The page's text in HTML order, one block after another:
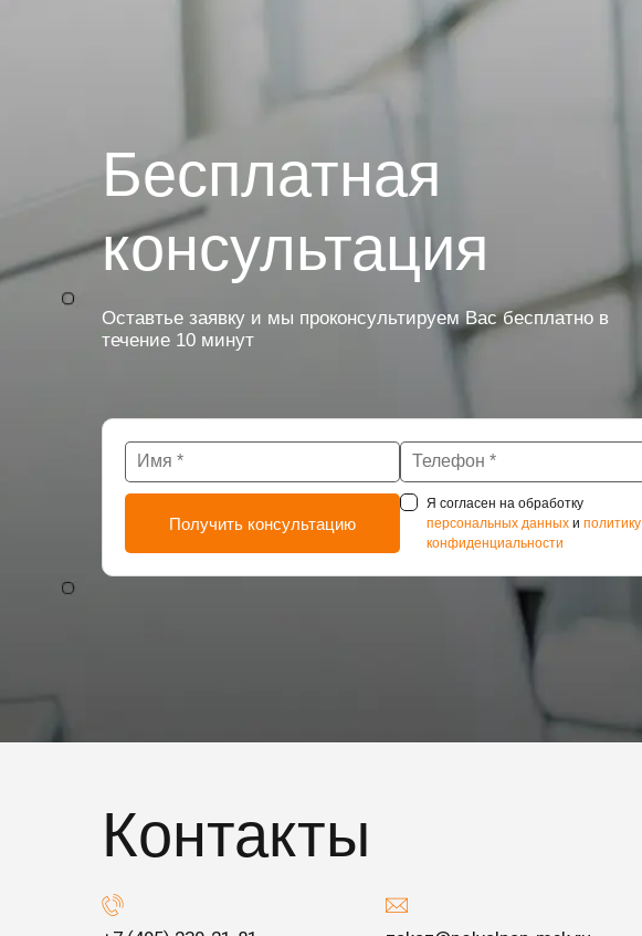
Бесплатная
консультация
Оставтье заявку и мы проконсультируем Вас бесплатно в
течение 10 минут
Я согласен на обработку
персональных данныхи политику
конфиденциальности
Контакты